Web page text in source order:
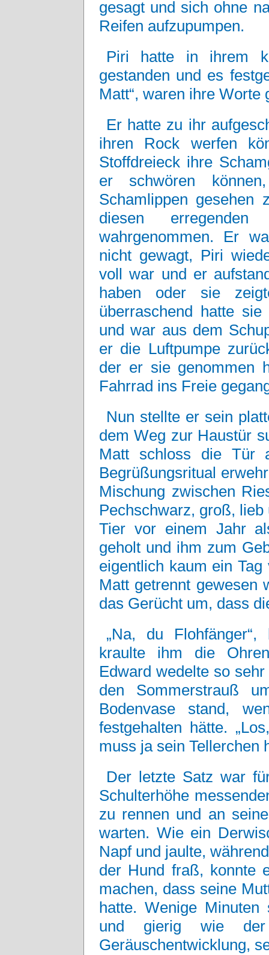
gesagt und sich ohne
Reifen aufzupumpen.
Piri hatte in ihrem
gestanden und es
Matt“, waren ihre Worte
Er hatte zu ihr
ihren Rock werfen
Stoffdreieck ihre
er schwören
Schamlippen gesehen
diesen
wahrgenommen. Er
nicht gewagt, Piri
voll war und er
haben oder sie
überraschend hatte
und war aus dem
er die Luftpumpe
der er sie genommen
Fahrrad ins Freie
Nun stellte er sein
dem Weg zur Haustür
Matt schloss die Tür
Begrüßungsritual
Mischung zwischen
Pechschwarz, groß,
Tier vor einem Jahr
geholt und ihm zum
eigentlich kaum ein
Matt getrennt gewesen
das Gerücht um, dass
„Na, du
kraulte ihm die
Edward wedelte so
den Sommerstrauß
Bodenvase stand,
festgehalten hätte.
muss ja sein Tellerchen
Der letzte Satz war
Schulterhöhe
zu rennen und an
warten. Wie ein
Napf und jaulte,
der Hund fraß, konnte
machen, dass seine
hatte. Wenige
und gierig wie
Geräuschentwicklung,